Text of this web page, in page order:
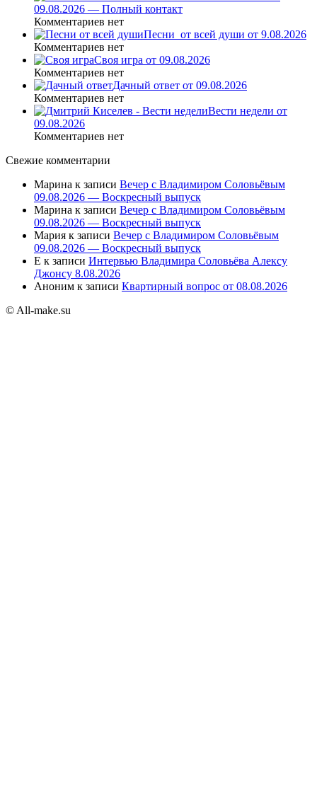
09.08.2026 — Полный контакт
Комментариев нет
Песни_от всей души от 9.08.2026
Комментариев нет
Своя игра от 09.08.2026
Комментариев нет
Дачный ответ от 09.08.2026
Комментариев нет
Вести недели от
09.08.2026
Комментариев нет
Свежие комментарии
Марина к записи Вечер с Владимиром Соловьёвым
09.08.2026 — Воскресный выпуск
Марина к записи Вечер с Владимиром Соловьёвым
09.08.2026 — Воскресный выпуск
Мария к записи Вечер с Владимиром Соловьёвым
09.08.2026 — Воскресный выпуск
E к записи Интервью Владимира Соловьёва Алексу
Джонсу 8.08.2026
Аноним к записи Квартирный вопрос от 08.08.2026
© All-make.su